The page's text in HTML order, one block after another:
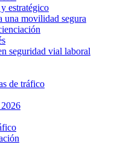
estratégico
una movilidad segura
seguridad vial laboral
de tráfico